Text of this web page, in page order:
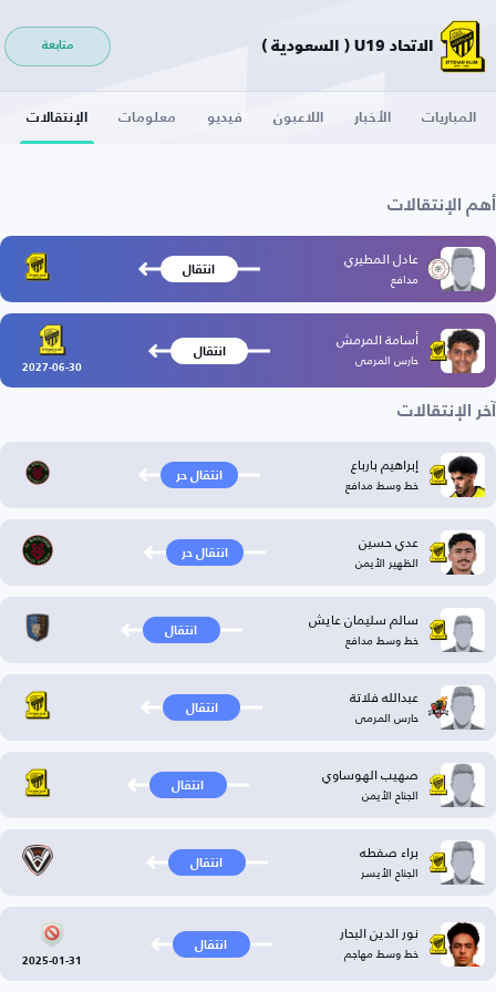
الاتحاد U19 ( السعودية ) متابعة
المباريات الأخبار اللاعبون فيديو معلومات الإنتقالات
أهم الإنتقالات
عادل المطيري
مدافع انتقال
أسامة المرمش
حارس المرمى انتقال
2027-06-30
آخر الإنتقالات
إبراهيم بارباع
خط وسط مدافع انتقال حر
عدي حسين
الظهير الأيمن انتقال حر
سالم سليمان عايش
خط وسط مدافع انتقال
عبدالله فلاتة
حارس المرمى انتقال
صهيب الهوساوي
الجناح الأيمن انتقال
براء صفطه
الجناح الأيسر انتقال
نور الدين البحار
خط وسط مهاجم انتقال
2025-01-31